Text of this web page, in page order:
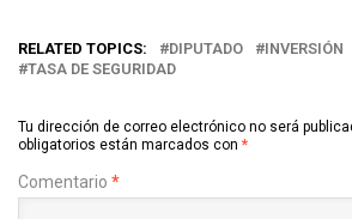
RELATED TOPICS: DIPUTADO INVERSIÓN
TASA DE SEGURIDAD
Tu dirección de correo electrónico no será
obligatorios están marcados con *
Comentario *